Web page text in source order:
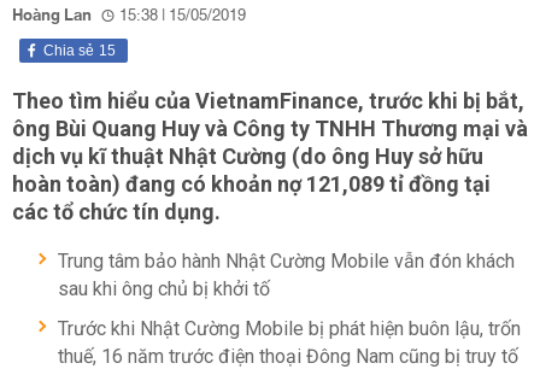
Hoàng Lan 15:38 | 15/05/2019
15
Chia sẻ
Theo tìm hiểu của VietnamFinance, trước khi bị bắt,
ông Bùi Quang Huy và Công ty TNHH Thương mại và
dịch vụ kĩ thuật Nhật Cường (do ông Huy sở hữu
hoàn toàn) đang có khoản nợ 121,089 tỉ đồng tại
các tổ chức tín dụng.
Trung tâm bảo hành Nhật Cường Mobile vẫn đón khách
sau khi ông chủ bị khởi tố
Trước khi Nhật Cường Mobile bị phát hiện buôn lậu, trốn
thuế, 16 năm trước điện thoại Đông Nam cũng bị truy tố